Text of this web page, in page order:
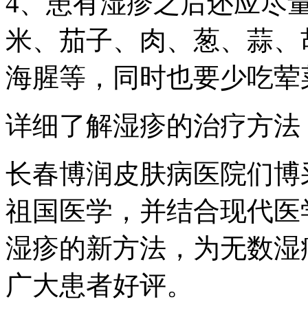
米、茄子、肉、葱、蒜
海腥等，同时也要少吃荤
详细了解湿疹的治疗方
长春博润皮肤病医院们
祖国医学，并结合现代
湿疹的新方法，为无数
广大患者好评。